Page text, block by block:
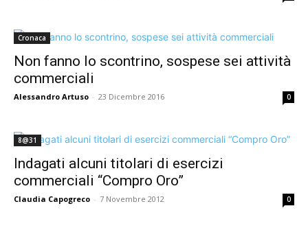
Cronaca
Non fanno lo scontrino, sospese sei attività
commerciali
Alessandro Artuso - 23 Dicembre 2016 0
8@31
Indagati alcuni titolari di esercizi
commerciali “Compro Oro”
Claudia Capogreco - 7 Novembre 2012 0